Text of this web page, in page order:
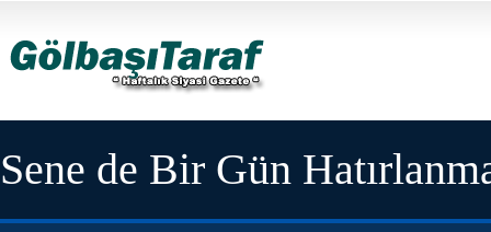
Sene de Bir Gün